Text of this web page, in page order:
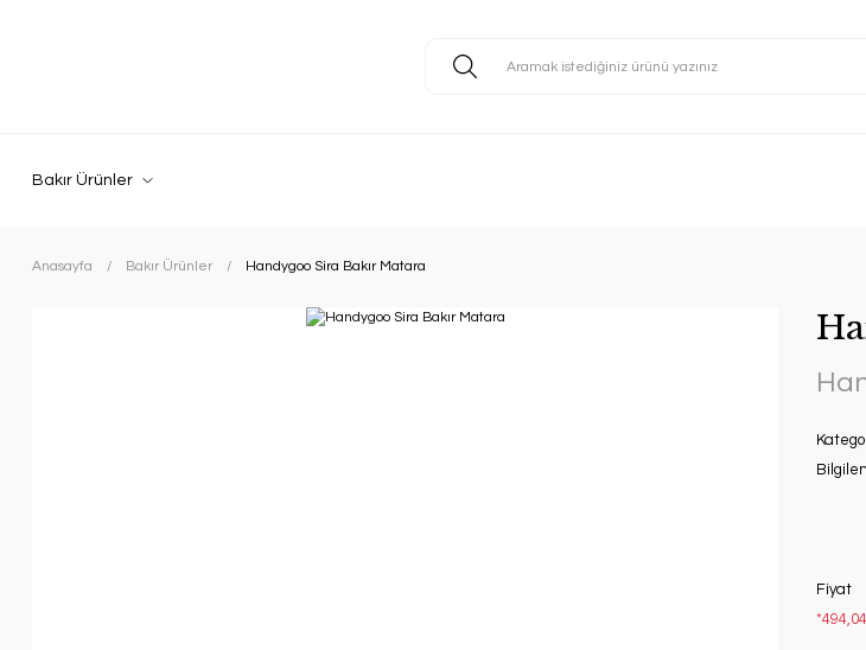
Bakır Ürünler
Anasayfa Bakır Ürünler Handygoo Sira Bakır Matara
Fiyat